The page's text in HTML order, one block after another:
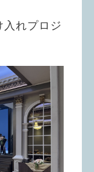
入れプロジ